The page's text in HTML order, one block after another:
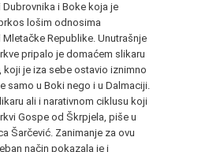
Dubrovnika i Boke koja je
lošim odnosima
Republike. Unutrašnje
pripalo je domaćem slikaru
koji je iza sebe ostavio iznimno
samo u Boki nego i u Dalmaciji.
ali i narativnom ciklusu koji
Gospe od Škrpjela, piše u
Šarčević. Zanimanje za ovu
način pokazala je i